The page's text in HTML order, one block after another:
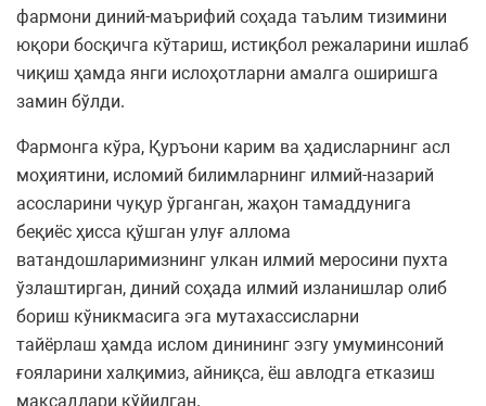
фармони диний-маърифий соҳада таълим тизимини
юқори босқичга кўтариш, истиқбол режаларини ишлаб
чиқиш ҳамда янги ислоҳотларни амалга оширишга
замин бўлди.
Фармонга кўра, Қуръони карим ва ҳадисларнинг асл
моҳиятини, исломий билимларнинг илмий-назарий
асосларини чуқур ўрганган, жаҳон тамаддунига
беқиёс ҳисса қўшган улуғ аллома
ватандошларимизнинг улкан илмий меросини пухта
ўзлаштирган, диний соҳада илмий изланишлар олиб
бориш кўникмасига эга мутахассисларни
тайёрлаш ҳамда ислом динининг эзгу умуминсоний
ғояларини халқимиз, айниқса, ёш авлодга етказиш
мақсадлари қўйилган.